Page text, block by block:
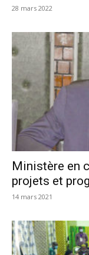
28 mars 2022
Ministère en
projets et
14 mars 2021